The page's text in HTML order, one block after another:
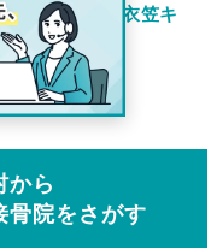
・立命館大学衣笠キ
ャンパス前駅
から
骨院をさがす